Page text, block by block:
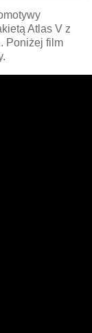
Atlas V z
Poniżej film